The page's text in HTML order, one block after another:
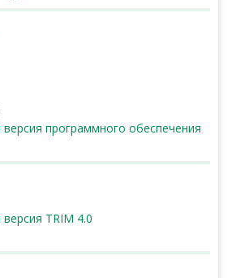
программного обеспечения
TRIM 4.0